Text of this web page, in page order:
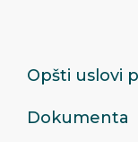
Opšti uslovi
Dokumenta